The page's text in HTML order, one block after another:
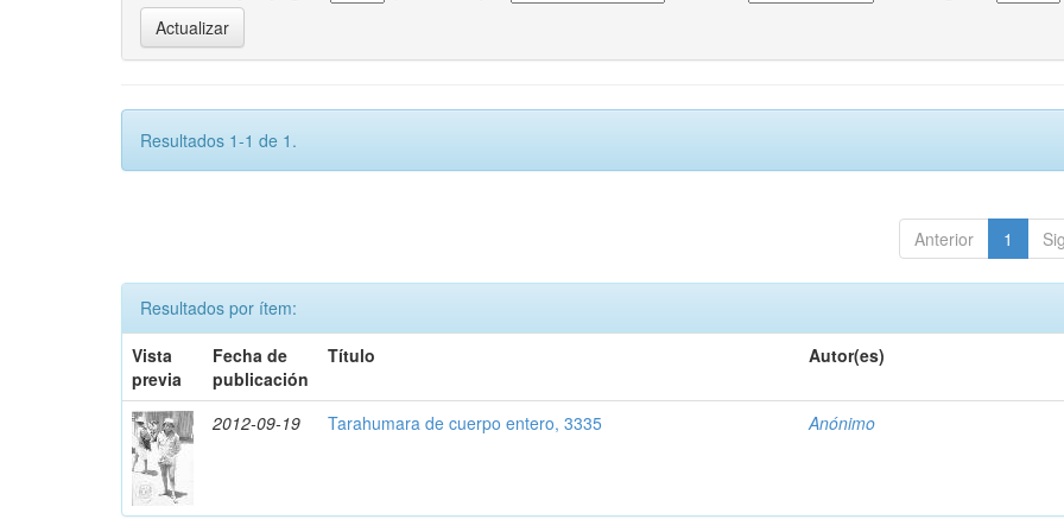
Resultados 1-1 de 1.
Anterior 1
Resultados por ítem:
Vista
previa
Fecha de
publicación
Título Autor(es)
2012-09-19 Tarahumara de cuerpo entero, 3335 Anónimo